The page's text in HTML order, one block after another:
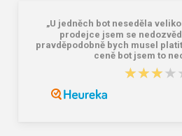
BEFADO 548M026 LEON ZŠ šedo
černá
„U jedněch bot neseděla
prodejce jsem se
pravděpodobně bych musel
ceně bot jsem to